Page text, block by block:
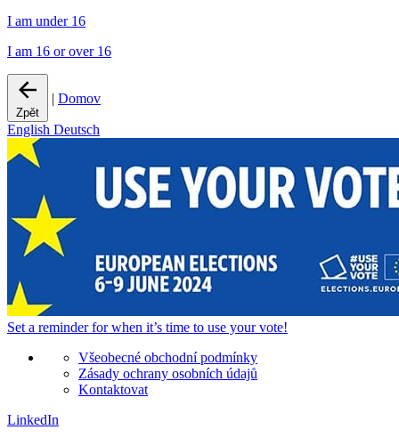
I am under 16
I am 16 or over 16
Zpět
| Domov
English Deutsch
Set a reminderfor when it’s time to use your vote!
Všeobecné obchodní podmínky
Zásady ochrany osobních údajů
Kontaktovat
LinkedIn